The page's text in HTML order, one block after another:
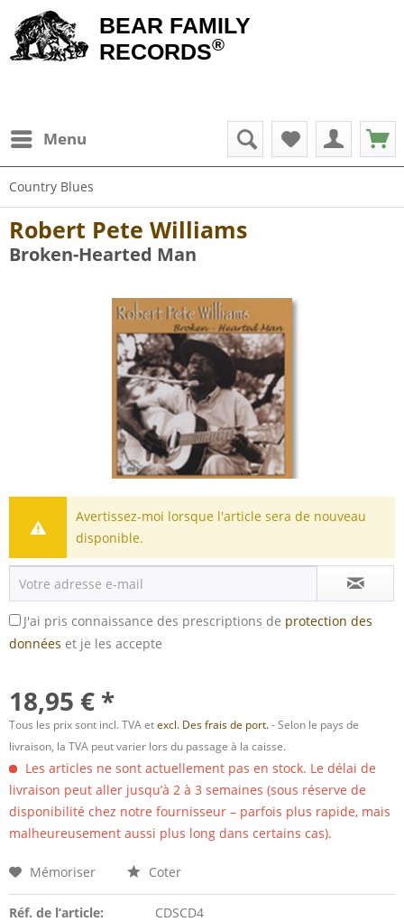
BEAR FAMILY
RECORDS®
Menu
Country Blues
Robert Pete Williams
Broken-Hearted Man
Avertissez-moi lorsque l'article sera de nouveau
disponible.
J'ai pris connaissance des prescriptions de protection des
données et je les accepte
18,95 € *
Tous les prix sont incl. TVA etexcl. Des frais de port.- Selon le pays de
livraison, la TVA peut varier lors du passage à la caisse.
Les articles ne sont actuellement pas en stock. Le délai de
livraison peut aller jusqu’à 2 à 3 semaines (sous réserve de
disponibilité chez notre fournisseur – parfois plus rapide, mais
malheureusement aussi plus long dans certains cas).
Mémoriser Coter
Réf. de l’article:
CDSCD4